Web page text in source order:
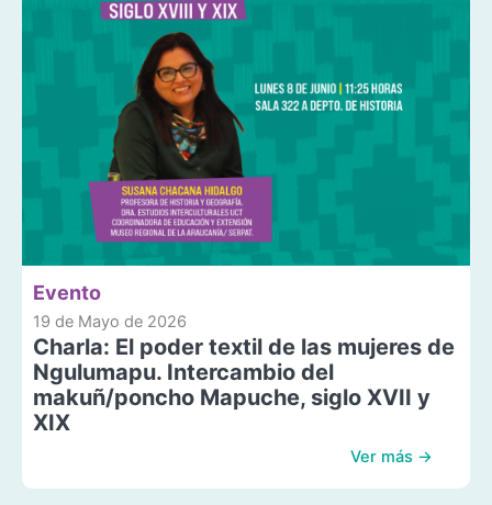
Evento
19 de Mayo de 2026
Charla: El poder textil de las mujeres de
Ngulumapu. Intercambio del
makuñ/poncho Mapuche, siglo XVII y
XIX
Ver más →